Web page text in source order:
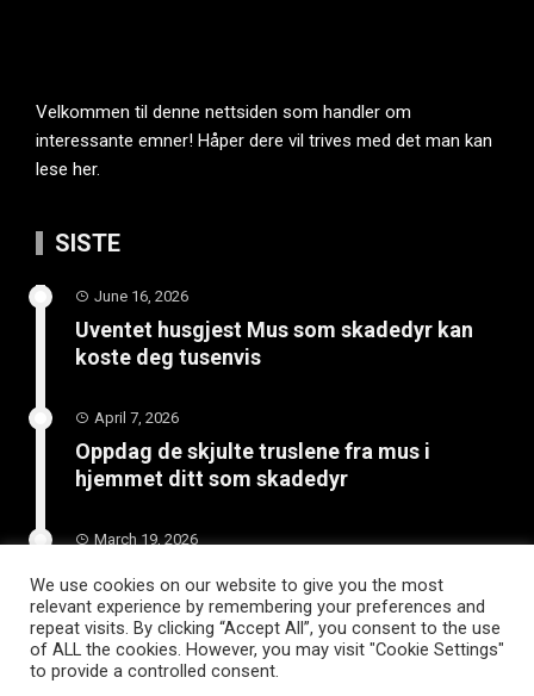
Velkommen til denne nettsiden som handler om
interessante emner! Håper dere vil trives med det man kan
lese her.
SISTE
June 16, 2026
Uventet husgjest Mus som skadedyr kan
koste deg tusenvis
April 7, 2026
Oppdag de skjulte truslene fra mus i
hjemmet ditt som skadedyr
March 19, 2026
Slik vedlikeholder du tilhengeren for
langvarig bruk
We use cookies on our website to give you the most
relevant experience by remembering your preferences and
repeat visits. By clicking “Accept All”, you consent to the use
of ALL the cookies. However, you may visit "Cookie Settings"
to provide a controlled consent.